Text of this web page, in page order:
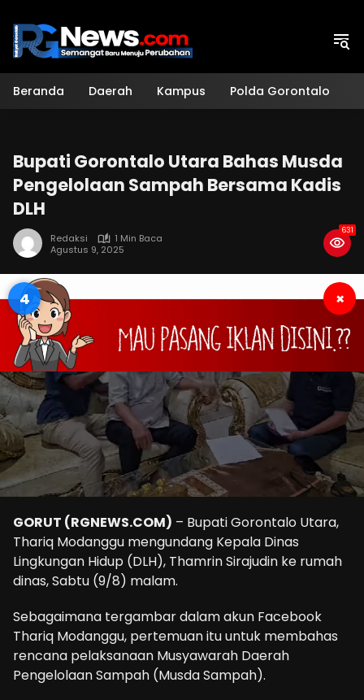
konten
Beranda Daerah Kampus Polda Gorontalo
Bupati Gorontalo Utara Bahas Musda
Pengelolaan Sampah Bersama Kadis
DLH
Redaksi
1 Min Baca
Agustus 9, 2025
631
3 ×
GORUT (RGNEWS.COM) – Bupati Gorontalo Utara,
Thariq Modanggu mengundang Kepala Dinas
Lingkungan Hidup (DLH), Thamrin Sirajudin ke rumah
dinas, Sabtu (9/8) malam.
Sebagaimana tergambar dalam akun Facebook
Thariq Modanggu, pertemuan itu untuk membahas
rencana pelaksanaan Musyawarah Daerah
Pengelolaan Sampah (Musda Sampah).